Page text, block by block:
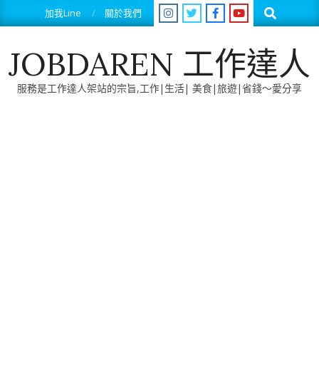
to
加我Line 關於我們 Search
JOBDAREN 工作達人
服務是工作達人架站的宗旨,工作|生活| 美食|旅遊|省錢～愛分享